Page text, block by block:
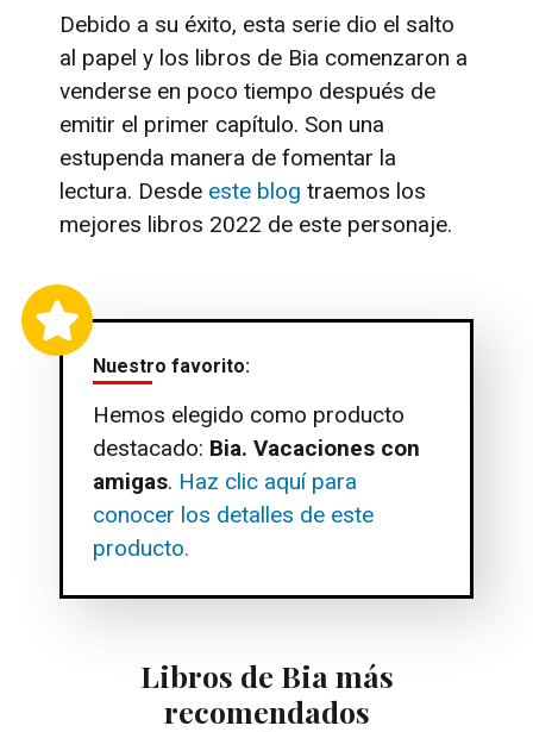
Debido a su éxito, esta serie dio el salto
al papel y los libros de Bia comenzaron a
venderse en poco tiempo después de
emitir el primer capítulo. Son una
estupenda manera de fomentar la
lectura. Desde este blog traemos los
mejores libros 2022 de este personaje.
Nuestro favorito:
Hemos elegido como producto
destacado: Bia. Vacaciones con
amigas. Haz clic aquí para
conocer los detalles de este
producto.
Libros de Bia más
recomendados